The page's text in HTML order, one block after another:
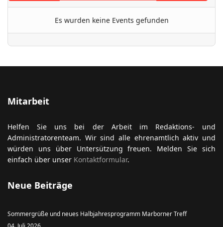
Es wurden keine Events gefunden
Mitarbeit
Helfen Sie uns bei der Arbeit im Redaktions- und
Administratorenteam. Wir sind alle ehrenamtlich aktiv und
würden uns über Untersützung freuen. Melden Sie sich
einfach über unser Kontaktformular.
Neue Beiträge
Sommergrüße und neues Halbjahresprogramm Marborner Treff
anzeigen